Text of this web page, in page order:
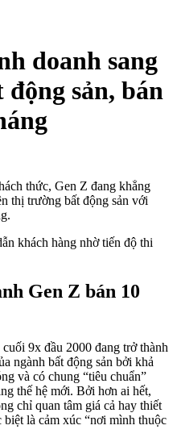
doanh sang
sản, bán
thức, Gen Z đang khẳng
thị trường bất động sản với
khách hàng nhờ tiến độ thi
Gen Z bán 10
9x đầu 2000 đang trở thành
ngành bất động sản bởi khả
và có chung “tiêu chuẩn”
thế hệ mới. Bởi hơn ai hết,
chỉ quan tâm giá cả hay thiết
biệt là cảm xúc “nơi mình thuộc